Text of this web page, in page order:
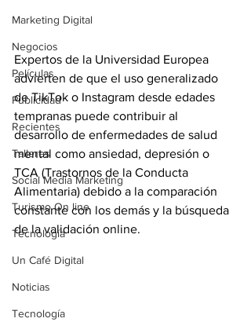
Marketing Digital
Negocios
Películas
Publicidad
Recientes
Talleres
Social Media Marketing
Turismo On line
Tecnología
Un Café Digital
Noticias
Tecnología
Expertos de la Universidad Europea
advierten de que el uso generalizado
de TikTok o Instagram desde edades
tempranas puede contribuir al
desarrollo de enfermedades de salud
mental como ansiedad, depresión o
TCA (Trastornos de la Conducta
Alimentaria) debido a la comparación
constante con los demás y la búsqueda
de la validación online.